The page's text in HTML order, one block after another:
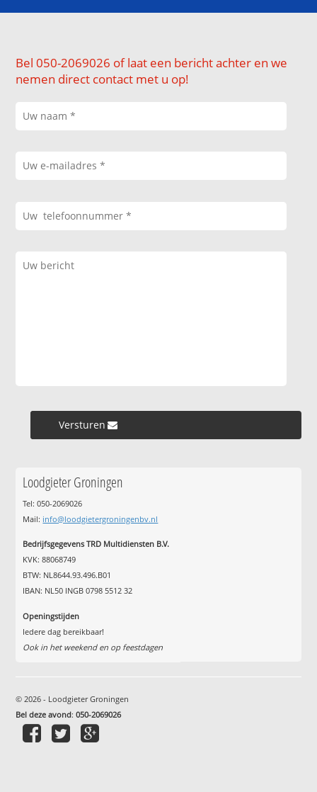
Bel 050-2069026 of laat een bericht achter en we
nemen direct contact met u op!
Versturen »
Loodgieter Groningen
Tel: 050-2069026
Mail: info@loodgietergroningenbv.nl
Bedrijfsgegevens TRD Multidiensten B.V.
KVK: 88068749
BTW: NL8644.93.496.B01
IBAN: NL50 INGB 0798 5512 32
Openingstijden
Iedere dag bereikbaar!
Ook in het weekend en op feestdagen
© 2026 - Loodgieter Groningen
Bel deze avond:050-2069026